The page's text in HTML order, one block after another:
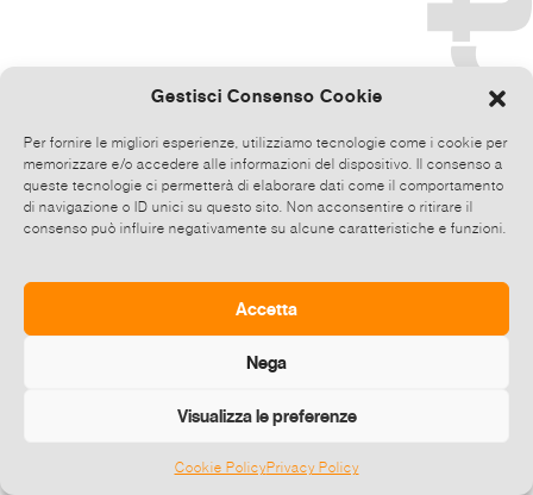
Gestisci Consenso Cookie
Per fornire le migliori esperienze, utilizziamo tecnologie come i cookie per
memorizzare e/o accedere alle informazioni del dispositivo. Il consenso a
queste tecnologie ci permetterà di elaborare dati come il comportamento
di navigazione o ID unici su questo sito. Non acconsentire o ritirare il
consenso può influire negativamente su alcune caratteristiche e funzioni.
Accetta
Nega
Visualizza le preferenze
Cookie PolicyPrivacy Policy
©2026 E-zine